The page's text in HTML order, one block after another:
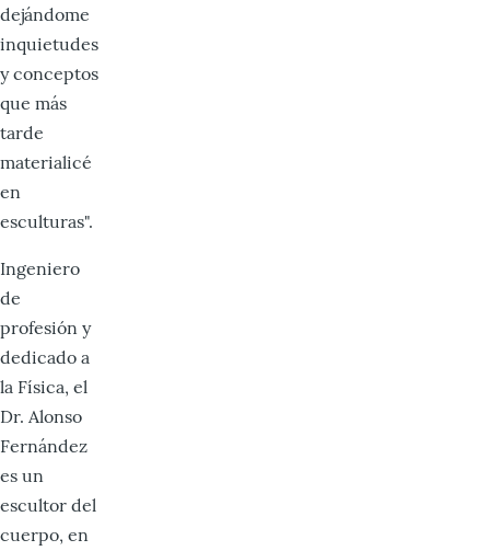
dejándome
inquietudes
y conceptos
que más
tarde
materialicé
en
esculturas".
Ingeniero
de
profesión y
dedicado a
la Física, el
Dr. Alonso
Fernández
es un
escultor del
cuerpo, en